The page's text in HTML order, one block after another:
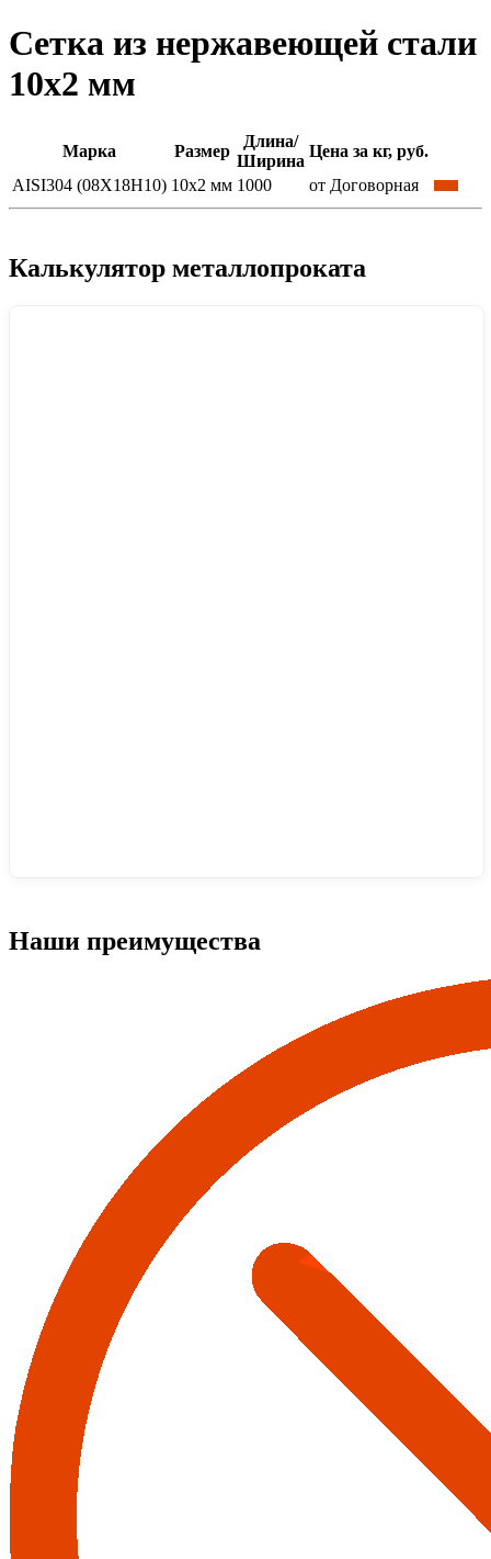
Сетка из нержавеющей стали
10x2 мм
Марка Размер
Длина/
Ширина
Цена за кг, руб.
AISI304 (08Х18Н10) 10x2 мм 1000 от Договорная
Калькулятор металлопроката
Наши преимущества